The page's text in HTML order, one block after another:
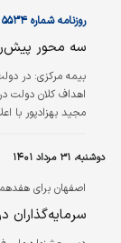
طرفین برای تزریق ۴۰ هزار میلیارد تومان خدمات مالی به…
روزنامه شماره ۵۵۳۴
سه محور
بیمه مرکزی: در
اهداف کلان دولت
مجید بهزادپور با
بخش‌‌‌هایی است که
دنبال خواهد کرد.
دوشنبه، ۳۱ مرداد ۱۴۰۱
اصفهان برای
سرمایه‌گذاران